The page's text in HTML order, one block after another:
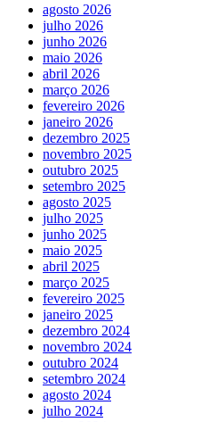
agosto 2026
julho 2026
junho 2026
maio 2026
abril 2026
março 2026
fevereiro 2026
janeiro 2026
dezembro 2025
novembro 2025
outubro 2025
setembro 2025
agosto 2025
julho 2025
junho 2025
maio 2025
abril 2025
março 2025
fevereiro 2025
janeiro 2025
dezembro 2024
novembro 2024
outubro 2024
setembro 2024
agosto 2024
julho 2024